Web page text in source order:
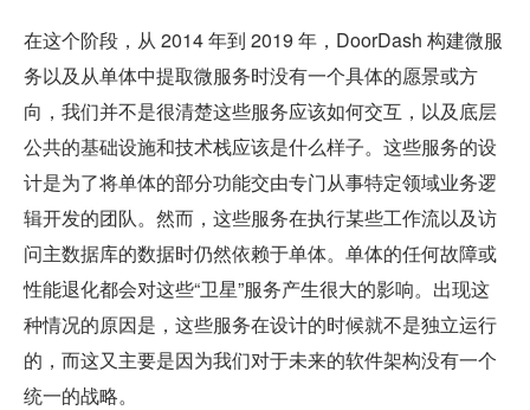
在这个阶段，从 2014 年到 2019 年，DoorDash 构建微服
务以及从单体中提取微服务时没有一个具体的愿景或方
向，我们并不是很清楚这些服务应该如何交互，以及底层
公共的基础设施和技术栈应该是什么样子。这些服务的设
计是为了将单体的部分功能交由专门从事特定领域业务逻
辑开发的团队。然而，这些服务在执行某些工作流以及访
问主数据库的数据时仍然依赖于单体。单体的任何故障或
性能退化都会对这些“卫星”服务产生很大的影响。出现这
种情况的原因是，这些服务在设计的时候就不是独立运行
的，而这又主要是因为我们对于未来的软件架构没有一个
统一的战略。